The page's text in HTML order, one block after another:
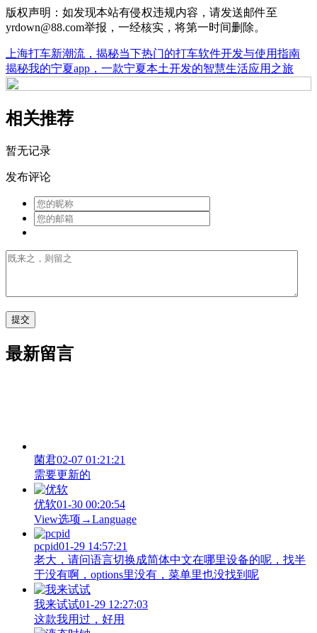
版权声明：如发现本站有侵权违规内容，请发送邮件至
yrdown@88.com举报，一经核实，将第一时间删除。
上海打车新潮流，揭秘当下热门的打车软件开发与使用指南
揭秘我的宁夏app，一款宁夏本土开发的智慧生活应用之旅
相关推荐
暂无记录
发布评论
最新留言
菌君02-07 01:21:21
需要更新的
优软01-30 00:20:54
View‌选项→Language
pcpid01-29 14:57:21
老大，请问语言切换成简体中文在哪里设备的呢，找半
于没有啊，options里没有，菜单里也没找到呢
我来试试01-29 12:27:03
这款我用过，好用